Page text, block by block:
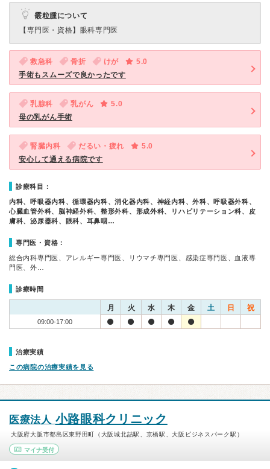
霰粒腫について
【専門医・資格】 眼科専門医
救急科 骨折 けが
5.0
手術もスムーズで良かったです
乳腺科 乳がん
5.0
母の乳がん手術
腎臓内科 だるい・疲れ
5.0
安心して通える病院です
診療科目：
内科、呼吸器内科、循環器内科、消化器内科、神経内科、外科、呼吸器外科、
心臓血管外科、脳神経外科、整形外科、形成外科、リハビリテーション科、皮
膚科、泌尿器科、眼科、耳鼻咽…
専門医・資格：
総合内科専門医、アレルギー専門医、リウマチ専門医、感染症専門医、血液専
門医、外…
診療時間
月 火 水 木 金 土 日 祝
09:00-17:00
治療実績
この病院の治療実績を見る
医療法人 小路眼科クリニック
大阪府大阪市都島区東野田町（大阪城北詰駅、京橋駅、大阪ビジネスパーク駅）
マイナ受付